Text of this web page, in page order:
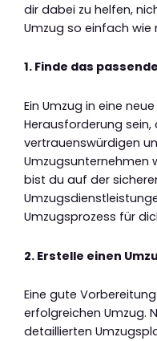
dir dabei zu helfen,
Umzug so einfach
1. Finde das
Ein Umzug in eine
Herausforderung
vertrauenswürdigen
Umzugsunternehmen
bist du auf der
Umzugsprozess für
2. Erstelle einen
Eine gute
erfolgreichen Umzug.
detaillierten